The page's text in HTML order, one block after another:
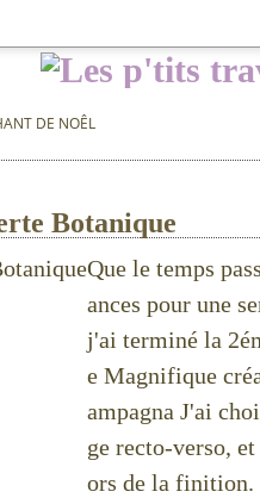
DE NOÊL
Botanique
Que le temps
ances pour une
j'ai terminé la
e Magnifique
ampagna J'ai
ge recto-verso,
ors de la finition.